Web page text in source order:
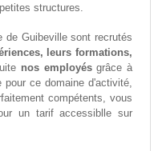
structures.
de Guibeville sont recrutés
leurs formations,
nos employésgrâce à
ce domaine d'activité,
compétents, vous
un tarif accessiblle sur